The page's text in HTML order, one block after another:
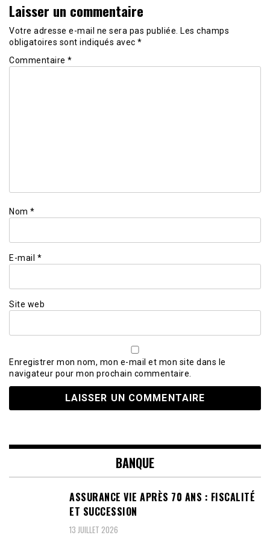
Laisser un commentaire
Votre adresse e-mail ne sera pas publiée. Les champs
obligatoires sont indiqués avec *
Commentaire *
Nom *
E-mail *
Site web
Enregistrer mon nom, mon e-mail et mon site dans le
navigateur pour mon prochain commentaire.
BANQUE
ASSURANCE VIE APRÈS 70 ANS : FISCALITÉ
ET SUCCESSION
13 JUILLET 2026